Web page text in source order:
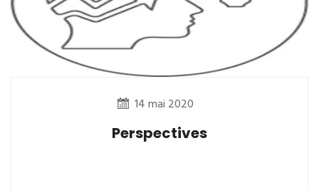
14 mai 2020
Perspectives